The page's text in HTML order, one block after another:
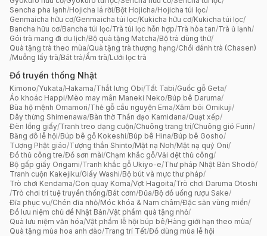
Sencha pha lạnh/Hojicha lá rời/Bột Hojicha/Hojicha túi lọc/
Genmaicha hữu cơ/Genmaicha túi lọc/Kukicha hữu cơ/Kukicha túi lọc/
Bancha hữu cơ/Bancha túi lọc/Trà túi lọc hỗn hợp/Trà hòa tan/Trà ủ lạnh/
Gói trà mang đi du lịch/Bộ quà tặng Matcha/Bộ trà dùng thử/
Quà tặng trà theo mùa/Quà tặng trà thượng hạng/Chổi đánh trà (Chasen)
/Muỗng lấy trà/Bát trà/Ấm trà/Lưới lọc trà
Đồ truyền thống Nhật
Kimono/Yukata/Hakama/Thắt lưng Obi/Tất Tabi/Guốc gỗ Geta/
Áo khoác Happi/Mèo may mắn Maneki Neko/Búp bê Daruma/
Bùa hộ mệnh Omamori/Thẻ gỗ cầu nguyện Ema/Xăm bói Omikuji/
Dây thừng Shimenawa/Bàn thờ Thần đạo Kamidana/Quạt xếp/
Đèn lồng giấy/Tranh treo dạng cuộn/Chuông trang trí/Chuông gió Furin/
Băng đô lễ hội/Búp bê gỗ Kokeshi/Búp bê Hina/Búp bê Gosho/
Tượng Phật giáo/Tượng thần Shinto/Mặt nạ Noh/Mặt nạ quỷ Oni/
Đồ thủ công tre/Đồ sơn mài/Chạm khắc gỗ/Vải dệt thủ công/
Bộ gấp giấy Origami/Tranh khắc gỗ Ukiyo-e/Thư pháp Nhật Bản Shodō/
Tranh cuộn Kakejiku/Giấy Washi/Bộ bút và mực thư pháp/
Trò chơi Kendama/Con quay Koma/Vợt Hagoita/Trò chơi Daruma Otoshi
/Trò chơi trí tuệ truyền thống/Bát cơm/Đũa/Bộ đồ uống rượu Sake/
Đĩa phục vụ/Chén dĩa nhỏ/Móc khóa & Nam châm/Đặc sản vùng miền/
Đồ lưu niệm chủ đề Nhật Bản/Vật phẩm quà tặng nhỏ/
Quà lưu niệm văn hóa/Vật phẩm lễ hội búp bê/Hàng giới hạn theo mùa/
Quà tặng mùa hoa anh đào/Trang trí Tết/Đồ dùng mùa lễ hội